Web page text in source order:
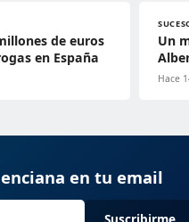
de euros
en España
Un
Hace
en tu email